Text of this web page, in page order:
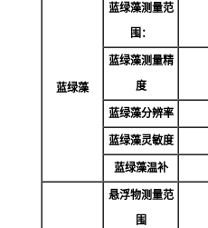
蓝绿藻
蓝绿藻测量范
围：
蓝绿藻测量精
度
蓝绿藻分辨率
蓝绿藻灵敏度
蓝绿藻温补
悬浮物测量范
围